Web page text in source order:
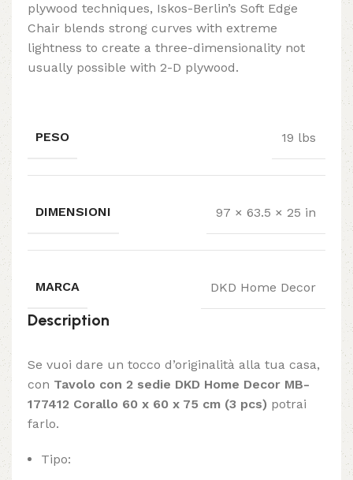
plywood techniques, Iskos-Berlin’s Soft Edge
Chair blends strong curves with extreme
lightness to create a three-dimensionality not
usually possible with 2-D plywood.
PESO 19 lbs
DIMENSIONI 97 × 63.5 × 25 in
MARCA DKD Home Decor
Description
Se vuoi dare un tocco d’originalità alla tua casa,
con Tavolo con 2 sedie DKD Home Decor MB-
177412 Corallo 60 x 60 x 75 cm (3 pcs) potrai
farlo.
Tipo: